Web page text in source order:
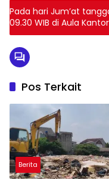
Pada hari Jum’at
09.30 WIB di Aula
Kabupaten Lampung
Koordinasi Bulanan
Lampung Selatan.
Pos Terkait
Berita